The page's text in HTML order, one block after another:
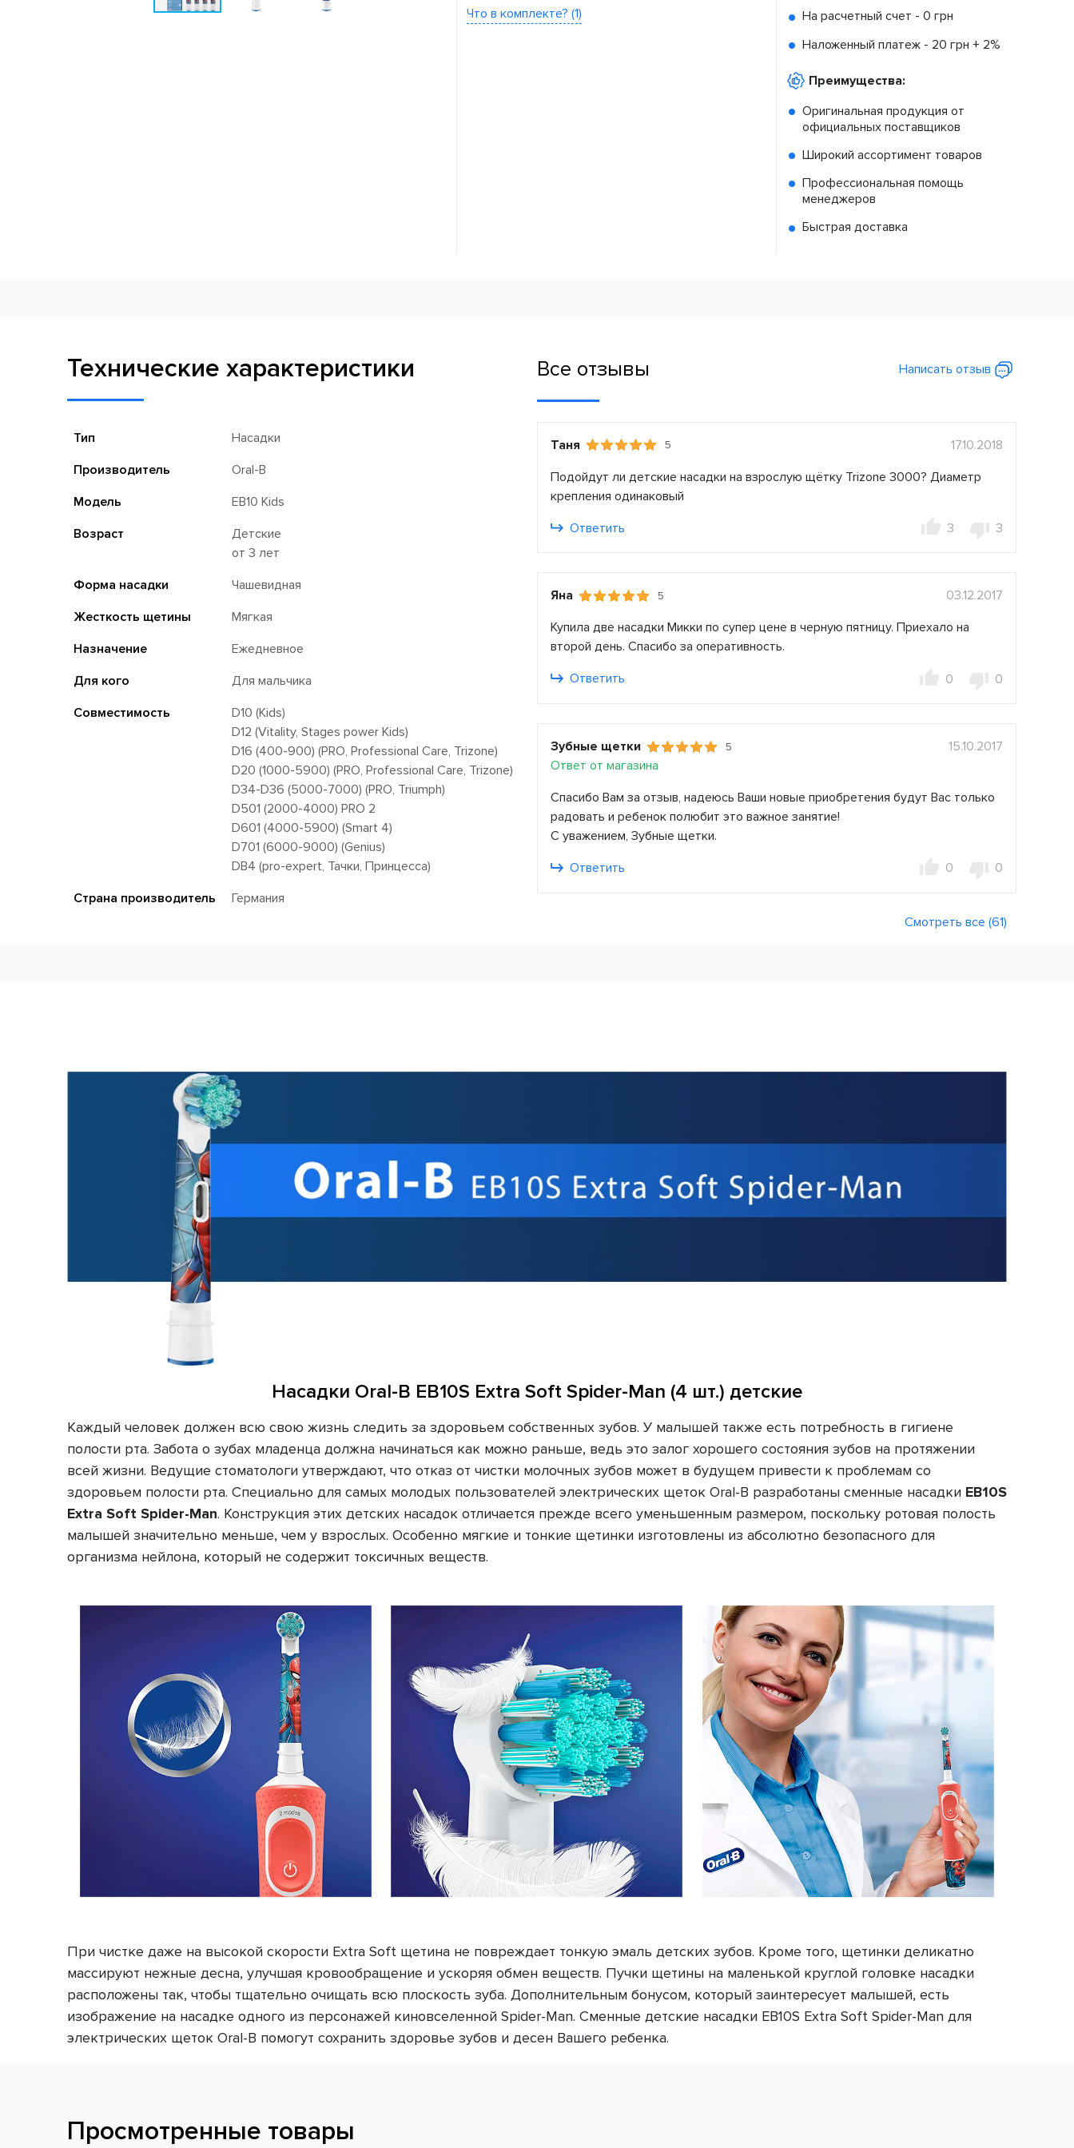
Что в комплекте? (1) На расчетный счет - 0 грн
Наложенный платеж - 20 грн + 2%
Преимущества:
Оригинальная продукция от
официальных поставщиков
Широкий ассортимент товаров
Профессиональная помощь
менеджеров
Быстрая доставка
Технические характеристики
Тип
Насадки
Производитель
Oral-B
Модель
EB10 Kids
Возраст
Детские
от 3 лет
Форма насадки
Чашевидная
Жесткость щетины
Мягкая
Назначение
Ежедневное
Для кого
Для мальчика
Совместимость
D10 (Kids)
D12 (Vitality, Stages power Kids)
D16 (400-900) (PRO, Professional Care, Trizone)
D20 (1000-5900) (PRO, Professional Care, Trizone)
D34-D36 (5000-7000) (PRO, Triumph)
D501 (2000-4000) PRO 2
D601 (4000-5900) (Smart 4)
D701 (6000-9000) (Genius)
DB4 (pro-expert, Тачки, Принцесса)
Страна производитель
Германия
Все отзывы Написать отзыв
Таня 5
17.10.2018
Подойдут ли детские насадки на взрослую щётку Trizone 3000? Диаметр
крепления одинаковый
Ответить
3 3
Яна 5
03.12.2017
Купила две насадки Микки по супер цене в черную пятницу. Приехало на
второй день. Спасибо за оперативность.
Ответить
0 0
Зубные щетки 5
Ответ от магазина
15.10.2017
Спасибо Вам за отзыв, надеюсь Ваши новые приобретения будут Вас только
радовать и ребенок полюбит это важное занятие!
С уважением, Зубные щетки.
Ответить
0 0
Смотреть все (61)
Насадки Oral-B EB10S Extra Soft Spider-Man (4 шт.) детские
Каждый человек должен всю свою жизнь следить за здоровьем собственных зубов. У малышей также есть потребность в гигиене
полости рта. Забота о зубах младенца должна начинаться как можно раньше, ведь это залог хорошего состояния зубов на протяжении
всей жизни. Ведущие стоматологи утверждают, что отказ от чистки молочных зубов может в будущем привести к проблемам со
здоровьем полости рта. Специально для самых молодых пользователей электрических щеток Oral-B разработаны сменные насадки EB10S
Extra Soft Spider-Man. Конструкция этих детских насадок отличается прежде всего уменьшенным размером, поскольку ротовая полость
малышей значительно меньше, чем у взрослых. Особенно мягкие и тонкие щетинки изготовлены из абсолютно безопасного для
организма нейлона, который не содержит токсичных веществ.
При чистке даже на высокой скорости Extra Soft щетина не повреждает тонкую эмаль детских зубов. Кроме того, щетинки деликатно
массируют нежные десна, улучшая кровообращение и ускоряя обмен веществ. Пучки щетины на маленькой круглой головке насадки
расположены так, чтобы тщательно очищать всю плоскость зуба. Дополнительным бонусом, который заинтересует малышей, есть
изображение на насадке одного из персонажей киновселенной Spider-Man. Сменные детские насадки EB10S Extra Soft Spider-Man для
электрических щеток Oral-B помогут сохранить здоровье зубов и десен Вашего ребенка.
Просмотренные товары